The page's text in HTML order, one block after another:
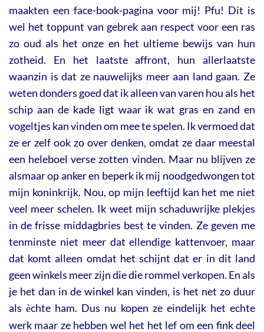
maakten een face-book-pagina voor mij! Pfu! Dit is
wel het toppunt van gebrek aan respect voor een ras
zo oud als het onze en het ultieme bewijs van hun
zotheid. En het laatste affront, hun allerlaatste
waanzin is dat ze nauwelijks meer aan land gaan. Ze
weten donders goed dat ik alleen van varen hou als het
schip aan de kade ligt waar ik wat gras en zand en
vogeltjes kan vinden om mee te spelen. Ik vermoed dat
ze er zelf ook zo over denken, omdat ze daar meestal
een heleboel verse zotten vinden. Maar nu blijven ze
alsmaar op anker en beperk ik mij noodgedwongen tot
mijn koninkrijk. Nou, op mijn leeftijd kan het me niet
veel meer schelen. Ik weet mijn schaduwrijke plekjes
in de frisse middagbries best te vinden. Ze geven me
tenminste niet meer dat ellendige kattenvoer, maar
dat komt alleen omdat het schijnt dat er in dit land
geen winkels meer zijn die die rommel verkopen. En als
je het dan in de winkel kan vinden, is het net zo duur
alsèchte ham. Dus nu kopen ze eindelijk het echte
werk maar ze hebben wel het het lef om een fink deel